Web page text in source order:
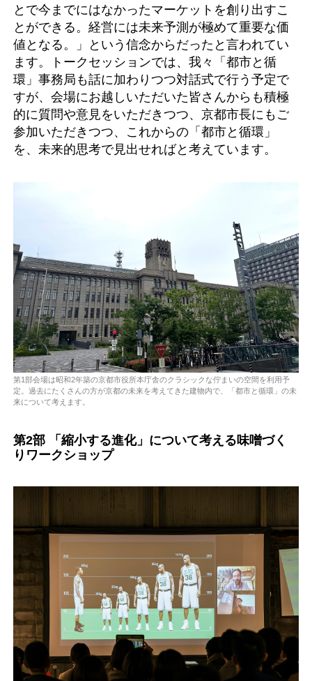
とで今までにはなかったマーケットを創り出すこ
とができる。経営には未来予測が極めて重要な価
値となる。」という信念からだったと言われてい
ます。トークセッションでは、我々「都市と循
環」事務局も話に加わりつつ対話式で行う予定で
すが、会場にお越しいただいた皆さんからも積極
的に質問や意見をいただきつつ、京都市長にもご
参加いただきつつ、これからの「都市と循環」
を、未来的思考で見出せればと考えています。
第1部会場は昭和2年築の京都市役所本庁舎のクラシックな佇まいの空間を利用予
定。過去にたくさんの方が京都の未来を考えてきた建物内で、「都市と循環」の未
来について考えます。
第2部 「縮小する進化」について考える味噌づく
りワークショップ